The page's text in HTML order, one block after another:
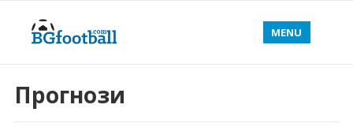
MENU
Прогнози